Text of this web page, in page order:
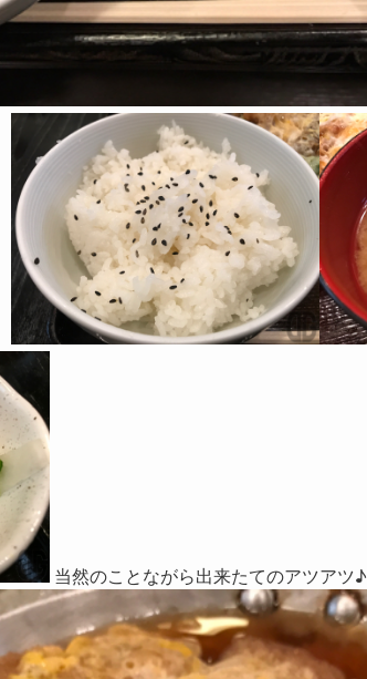
当然のことながら出来たてのアツアツ♪